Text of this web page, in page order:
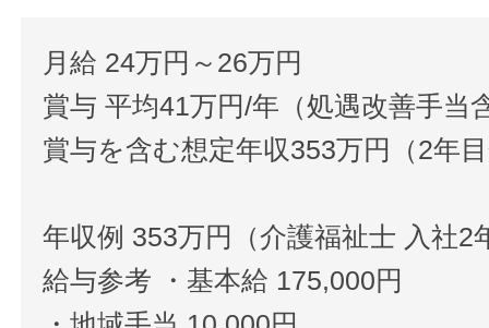
月給 24万円～26万円
賞与 平均41万円/年（処遇改善手当
賞与を含む想定年収353万円（2年
年収例 353万円（介護福祉士 入社2
給与参考 ・基本給 175,000円